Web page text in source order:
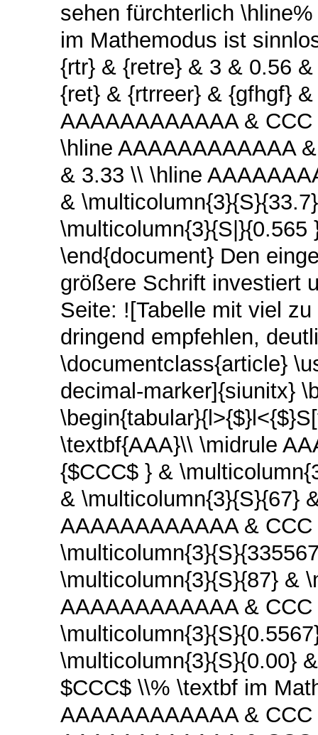
sehen fürchterlich
im Mathemodus ist
{rtr} & {retre} & 3 & 0.56
{ret} & {rtrreer} & {gfhgf}
AAAAAAAAAAAA &
\hline AAAAAAAAAAAA
& 3.33 \\ \hline
&
\end{document} Den
größere Schrift investiert
Seite: ![Tabelle mit viel
dringend empfehlen,
\documentclass{article}
decimal-marker]{siunitx}
\textbf{AAA}\\ \midrule
{$CCC$ } &
& \multicolumn{3}{S}{67}
AAAAAAAAAAAA &
\multicolumn{3}{S}{87} &
AAAAAAAAAAAA &
\multicolumn{3}{S}{0.00}
$CCC$ \\% \textbf im
AAAAAAAAAAAA &